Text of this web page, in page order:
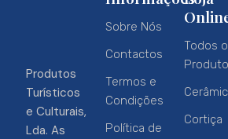
Produtos
Turísticos
e Culturais,
Lda. As
Sobre Nós
Contactos
Termos e
Condições
Política de
Todos
Cortiça